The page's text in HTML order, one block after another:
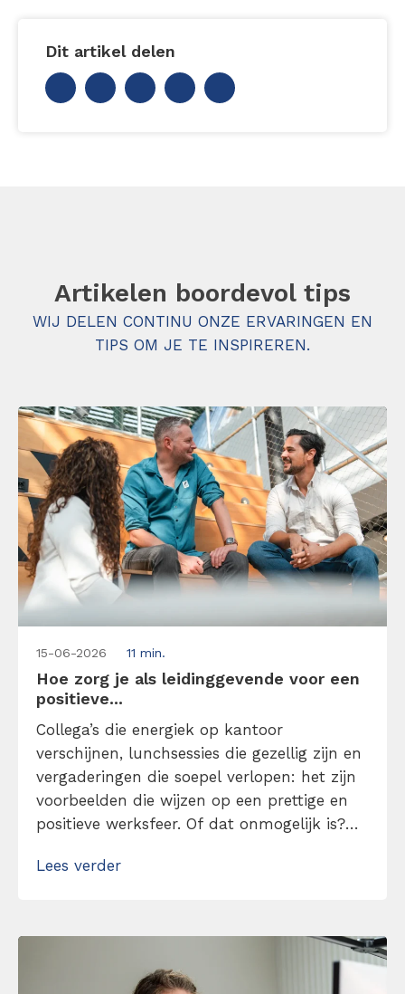
Dit artikel delen
Artikelen boordevol tips
WIJ DELEN CONTINU ONZE ERVARINGEN EN
TIPS OM JE TE INSPIREREN.
15-06-2026 11 min.
Hoe zorg je als leidinggevende voor een
positieve...
Collega’s die energiek op kantoor
verschijnen, lunchsessies die gezellig zijn en
vergaderingen die soepel verlopen: het zijn
voorbeelden die wijzen op een prettige en
positieve werksfeer. Of dat onmogelijk is?
leidinggevende die positiviteit brengt en ik
Lees verder